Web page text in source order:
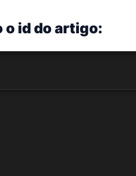
o id do artigo: